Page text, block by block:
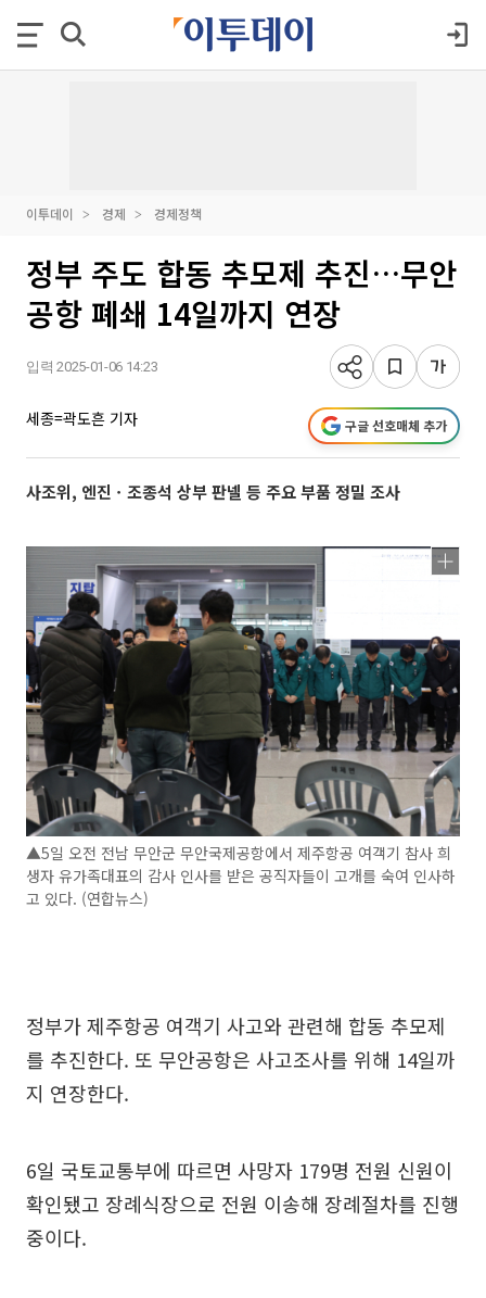
이투데이 경제 경제정책
정부 주도 합동 추모제 추진…무안
공항 폐쇄 14일까지 연장
입력 2025-01-06 14:23
세종=곽도흔 기자 구글 선호매체 추가
사조위, 엔진ㆍ조종석 상부 판넬 등 주요 부품 정밀 조사
▲5일 오전 전남 무안군 무안국제공항에서 제주항공 여객기 참사 희
생자 유가족대표의 감사 인사를 받은 공직자들이 고개를 숙여 인사하
고 있다. (연합뉴스)
정부가 제주항공 여객기 사고와 관련해 합동 추모제
를 추진한다. 또 무안공항은 사고조사를 위해 14일까
지 연장한다.
6일 국토교통부에 따르면 사망자 179명 전원 신원이
확인됐고 장례식장으로 전원 이송해 장례절차를 진행
중이다.